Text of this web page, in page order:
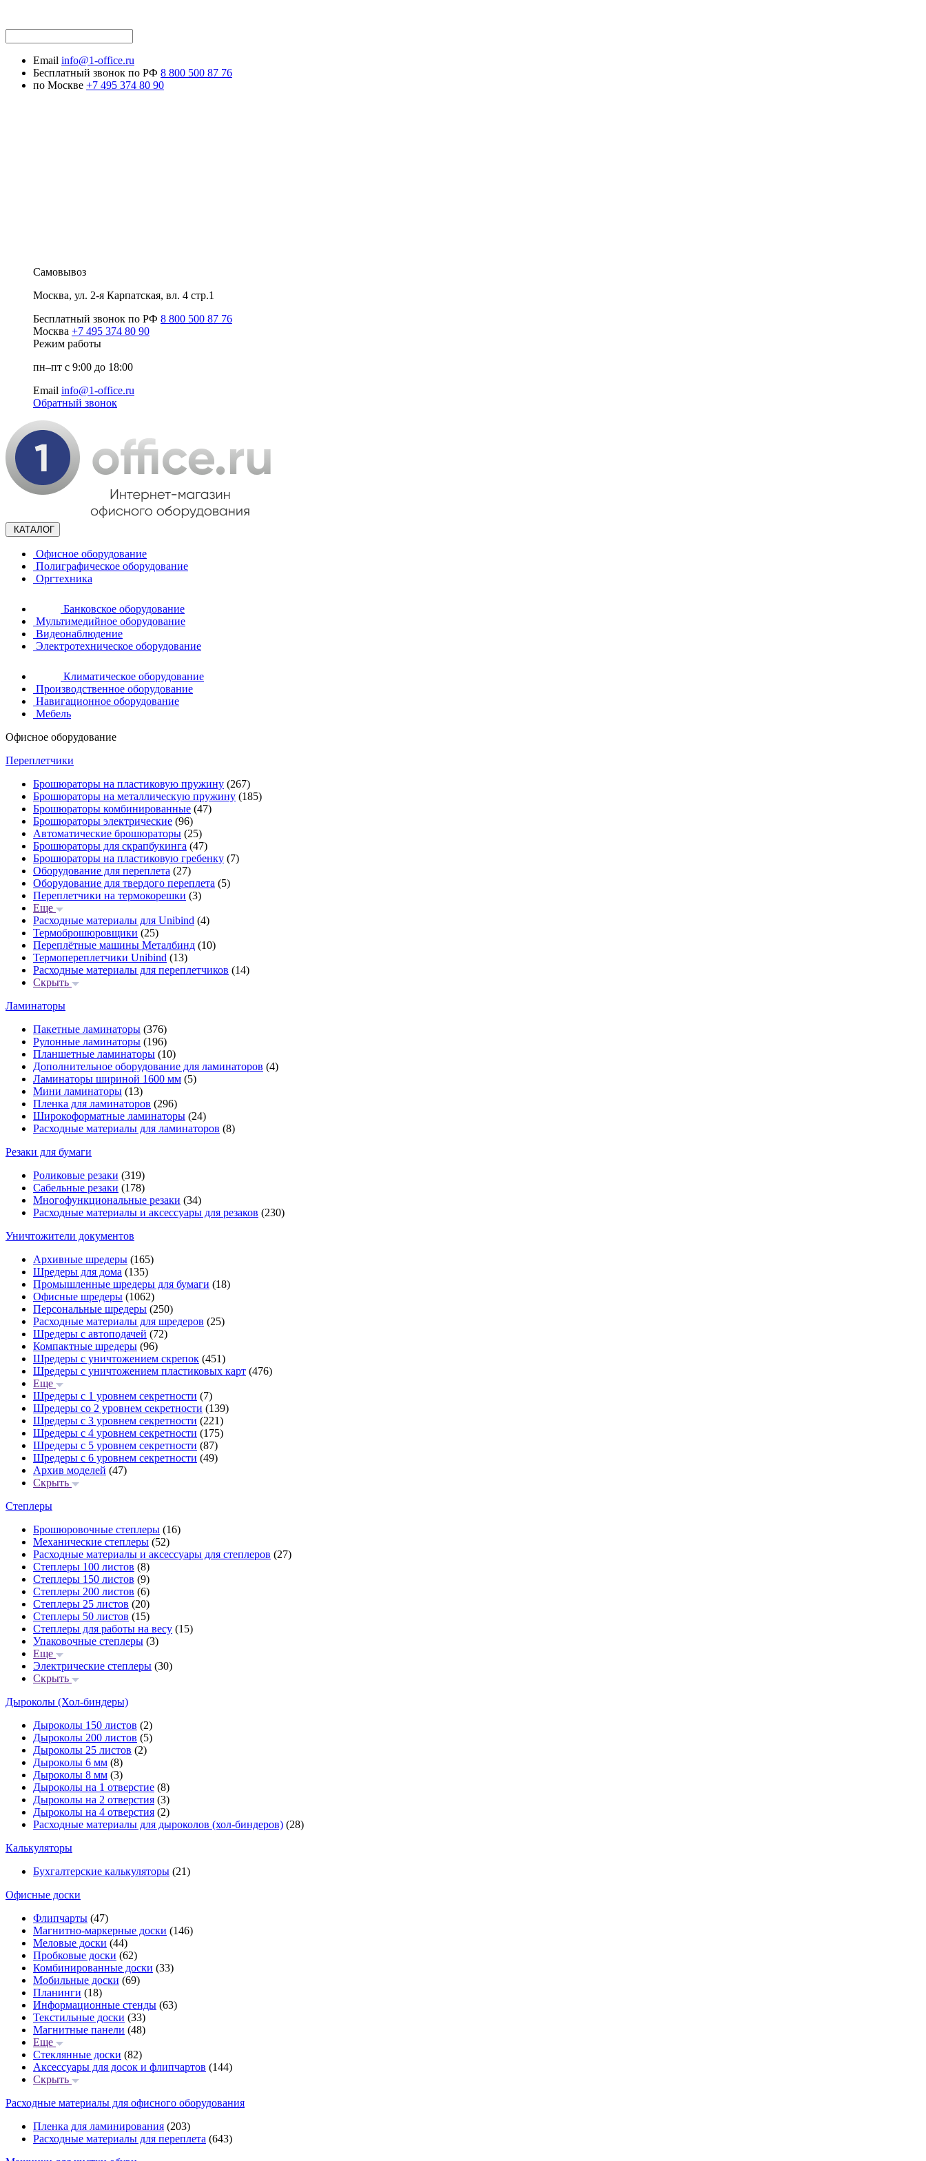
Email info@1-office.ru
Бесплатный звонок по РФ 8 800 500 87 76
по Москве +7 495 374 80 90
Самовывоз
Москва, ул. 2-я Карпатская, вл. 4 стр.1
Бесплатный звонок по РФ 8 800 500 87 76
Москва +7 495 374 80 90
Режим работы
пн–пт с 9:00 до 18:00
Email info@1-office.ru
Обратный звонок
КАТАЛОГ
Офисное оборудование
Полиграфическое оборудование
Оргтехника
Банковское оборудование
Мультимедийное оборудование
Видеонаблюдение
Электротехническое оборудование
Климатическое оборудование
Производственное оборудование
Навигационное оборудование
Мебель
Офисное оборудование
Переплетчики
Брошюраторы на пластиковую пружину (267)
Брошюраторы на металлическую пружину (185)
Брошюраторы комбинированные (47)
Брошюраторы электрические (96)
Автоматические брошюраторы (25)
Брошюраторы для скрапбукинга (47)
Брошюраторы на пластиковую гребенку (7)
Оборудование для переплета (27)
Оборудование для твердого переплета (5)
Переплетчики на термокорешки (3)
Еще
Расходные материалы для Unibind (4)
Термоброшюровщики (25)
Переплётные машины Металбинд (10)
Термопереплетчики Unibind (13)
Расходные материалы для переплетчиков (14)
Скрыть
Ламинаторы
Пакетные ламинаторы (376)
Рулонные ламинаторы (196)
Планшетные ламинаторы (10)
Дополнительное оборудование для ламинаторов (4)
Ламинаторы шириной 1600 мм (5)
Мини ламинаторы (13)
Пленка для ламинаторов (296)
Широкоформатные ламинаторы (24)
Расходные материалы для ламинаторов (8)
Резаки для бумаги
Роликовые резаки (319)
Сабельные резаки (178)
Многофункциональные резаки (34)
Расходные материалы и аксессуары для резаков (230)
Уничтожители документов
Архивные шредеры (165)
Шредеры для дома (135)
Промышленные шредеры для бумаги (18)
Офисные шредеры (1062)
Персональные шредеры (250)
Расходные материалы для шредеров (25)
Шредеры с автоподачей (72)
Компактные шредеры (96)
Шредеры с уничтожением скрепок (451)
Шредеры с уничтожением пластиковых карт (476)
Еще
Шредеры с 1 уровнем секретности (7)
Шредеры со 2 уровнем секретности (139)
Шредеры с 3 уровнем секретности (221)
Шредеры с 4 уровнем секретности (175)
Шредеры с 5 уровнем секретности (87)
Шредеры с 6 уровнем секретности (49)
Архив моделей (47)
Скрыть
Степлеры
Брошюровочные степлеры (16)
Механические степлеры (52)
Расходные материалы и аксессуары для степлеров (27)
Степлеры 100 листов (8)
Степлеры 150 листов (9)
Степлеры 200 листов (6)
Степлеры 25 листов (20)
Степлеры 50 листов (15)
Степлеры для работы на весу (15)
Упаковочные степлеры (3)
Еще
Электрические степлеры (30)
Скрыть
Дыроколы (Хол-биндеры)
Дыроколы 150 листов (2)
Дыроколы 200 листов (5)
Дыроколы 25 листов (2)
Дыроколы 6 мм (8)
Дыроколы 8 мм (3)
Дыроколы на 1 отверстие (8)
Дыроколы на 2 отверстия (3)
Дыроколы на 4 отверстия (2)
Расходные материалы для дыроколов (хол-биндеров) (28)
Калькуляторы
Бухгалтерские калькуляторы (21)
Офисные доски
Флипчарты (47)
Магнитно-маркерные доски (146)
Меловые доски (44)
Пробковые доски (62)
Комбинированные доски (33)
Мобильные доски (69)
Планинги (18)
Информационные стенды (63)
Текстильные доски (33)
Магнитные панели (48)
Еще
Стеклянные доски (82)
Аксессуары для досок и флипчартов (144)
Скрыть
Расходные материалы для офисного оборудования
Пленка для ламинирования (203)
Расходные материалы для переплета (643)